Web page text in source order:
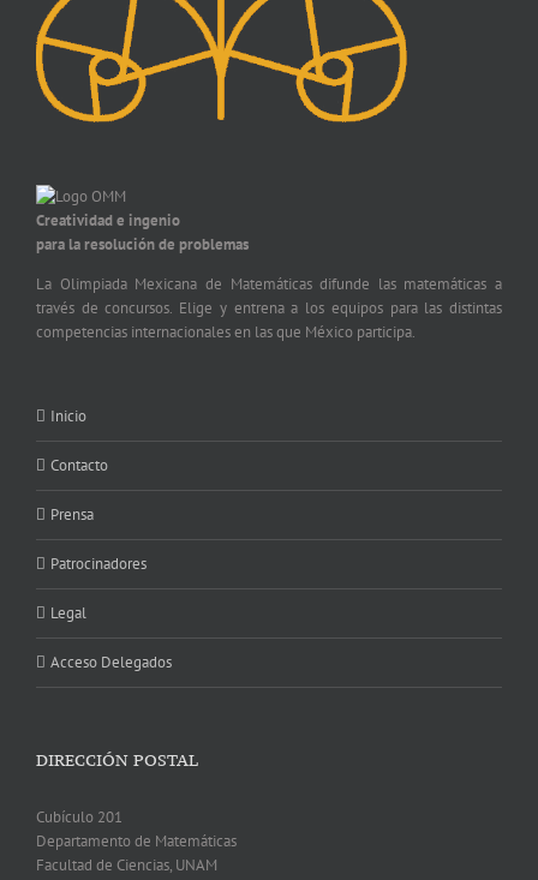
Creatividad e ingenio
para la resolución de problemas
La Olimpiada Mexicana de Matemáticas difunde las matemáticas a
través de concursos. Elige y entrena a los equipos para las distintas
competencias internacionales en las que México participa.
Inicio
Contacto
Prensa
Patrocinadores
Legal
Acceso Delegados
DIRECCIÓN POSTAL
Cubículo 201
Departamento de Matemáticas
Facultad de Ciencias, UNAM